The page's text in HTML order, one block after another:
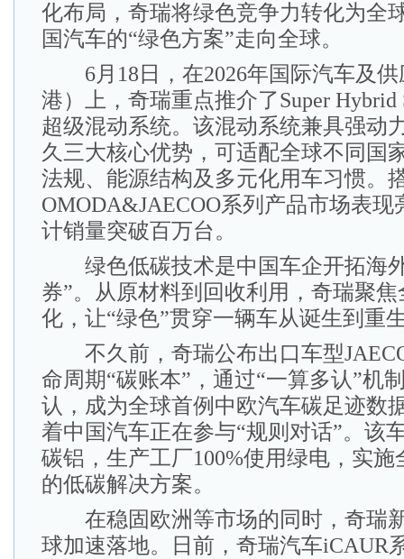
化布局，奇瑞将绿色竞争力转化为全
国汽车的“绿色方案”走向全球。
6月18日，在2026年国际汽车及供
港）上，奇瑞重点推介了Super Hybrid
超级混动系统。该混动系统兼具强动
久三大核心优势，可适配全球不同国
法规、能源结构及多元化用车习惯。
OMODA&JAECOO系列产品市场表现
计销量突破百万台。
绿色低碳技术是中国车企开拓海
券”。从原材料到回收利用，奇瑞聚
化，让“绿色”贯穿一辆车从诞生到重
不久前，奇瑞公布出口车型
命周期“碳账本”，通过“一算多认”机
认，成为全球首例中欧汽车碳足迹数
着中国汽车正在参与“规则对话”。该
碳铝，生产工厂100%使用绿电，实施
的低碳解决方案。
在稳固欧洲等市场的同时，奇瑞
球加速落地。日前，奇瑞汽车iCAUR